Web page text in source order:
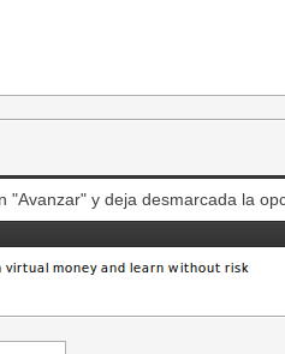
y deja desmarcada la